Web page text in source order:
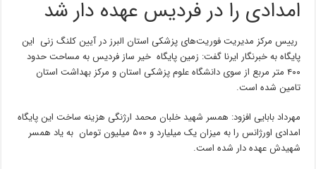
امدادی را در فردیس عهده دار شد
رییس مرکز مدیریت فوریت‌های پزشکی استان البرز در آیین کلنگ زنی این
پایگاه به خبرنگار ایرنا گفت: زمین پایگاه خیر ساز فردیس به مساحت حدود
۴۰۰ متر مربع از سوی دانشگاه علوم پزشکی استان و مرکز بهداشت استان
تامین شده است.
مهرداد بابایی افزود: همسر شهید خلبان محمد ارژنگی هزینه ساخت این پایگاه
امدادی اورژانس را به میزان یک میلیارد و ۵۰۰ میلیون تومان به یاد همسر
شهیدش عهده دار شده است.